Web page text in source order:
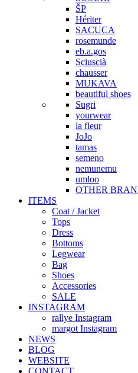
ŠP
Hériter
SACUCA
rosemunde
eb.a.gos
Sciuscià
chausser
MUKAVA
beautiful shoes
Sugri
yourwear
la fleur
JoJo
tamas
semeno
nemunemu
umloo
OTHER
ITEMS
Coat / Jacket
Tops
Dress
Bottoms
Legwear
Bag
Shoes
Accessories
SALE
INSTAGRAM
rallye Instagram
margot Instagram
NEWS
BLOG
WEBSITE
CONTACT